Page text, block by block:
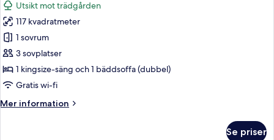
foton
för
Ground
Floor
Master
Suite
Utsikt mot trädgården
117 kvadratmeter
1 sovrum
3 sovplatser
1 kingsize-säng och 1 bäddsoffa (dubbel)
Gratis wi-fi
Mer information
Mer
Se priser